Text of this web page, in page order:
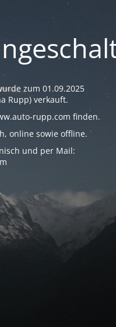
zum 01.09.2025
Rupp) verkauft.
rupp.com finden.
online sowie offline.
und per Mail: